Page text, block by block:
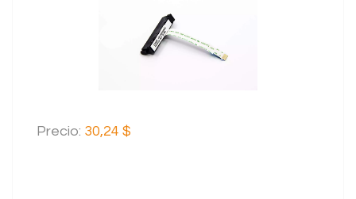
AGREGAR AL CARRITO
Precio: 30,24 $